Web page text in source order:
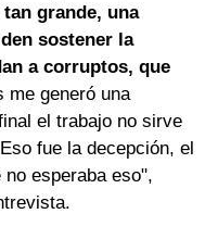
grande, una
sostener la
a corruptos, que
me generó una
el trabajo no sirve
fue la decepción, el
esperaba eso",